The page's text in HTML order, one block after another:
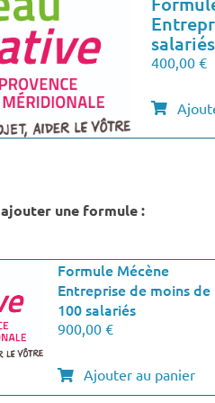
salariés
400,00 €
une formule :
Formule Mécène
Entreprise de moins de
100 salariés
900,00 €
Ajouter au panier